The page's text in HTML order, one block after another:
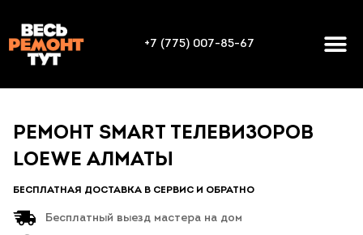
+7 (775) 007-85-67
РЕМОНТ SMART ТЕЛЕВИЗОРОВ
LOEWE АЛМАТЫ
БЕСПЛАТНАЯ ДОСТАВКА В СЕРВИС И ОБРАТНО
Бесплатный выезд мастера на дом